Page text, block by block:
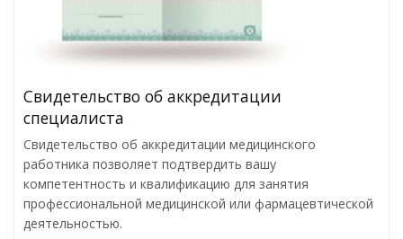
Свидетельство об аккредитации
специалиста
Свидетельство об аккредитации медицинского
работника позволяет подтвердить вашу
компетентность и квалификацию для занятия
профессиональной медицинской или фармацевтической
деятельностью.